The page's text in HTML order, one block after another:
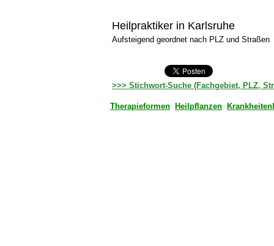
Heilpraktiker in Karlsruhe
Aufsteigend geordnet nach PLZ und Straßen
>>> Stichwort-Suche (Fachgebiet, PLZ,
Therapieformen Heilpflanzen